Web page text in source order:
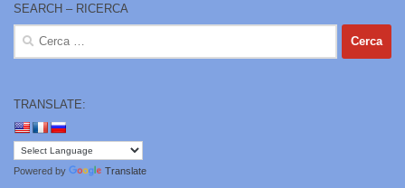
SEARCH – RICERCA
Ricerca
TRANSLATE:
Powered by Translate